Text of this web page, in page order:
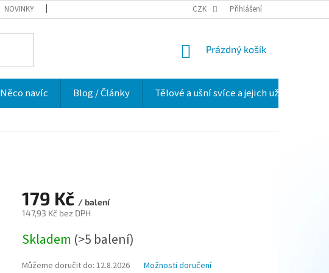
NOVINKY HODNOCENÍ OBCHODU O NÁS
CZK Přihlášení
NÁKUPNÍ
Prázdný košík
Něco navíc Blog / Články Tělové a ušní svíce a jejich užití v praxi
179 Kč / balení
147,93 Kč bez DPH
cena:
Skladem (>5 balení)
Můžeme doručit do: 12.8.2026 Možnosti doručení